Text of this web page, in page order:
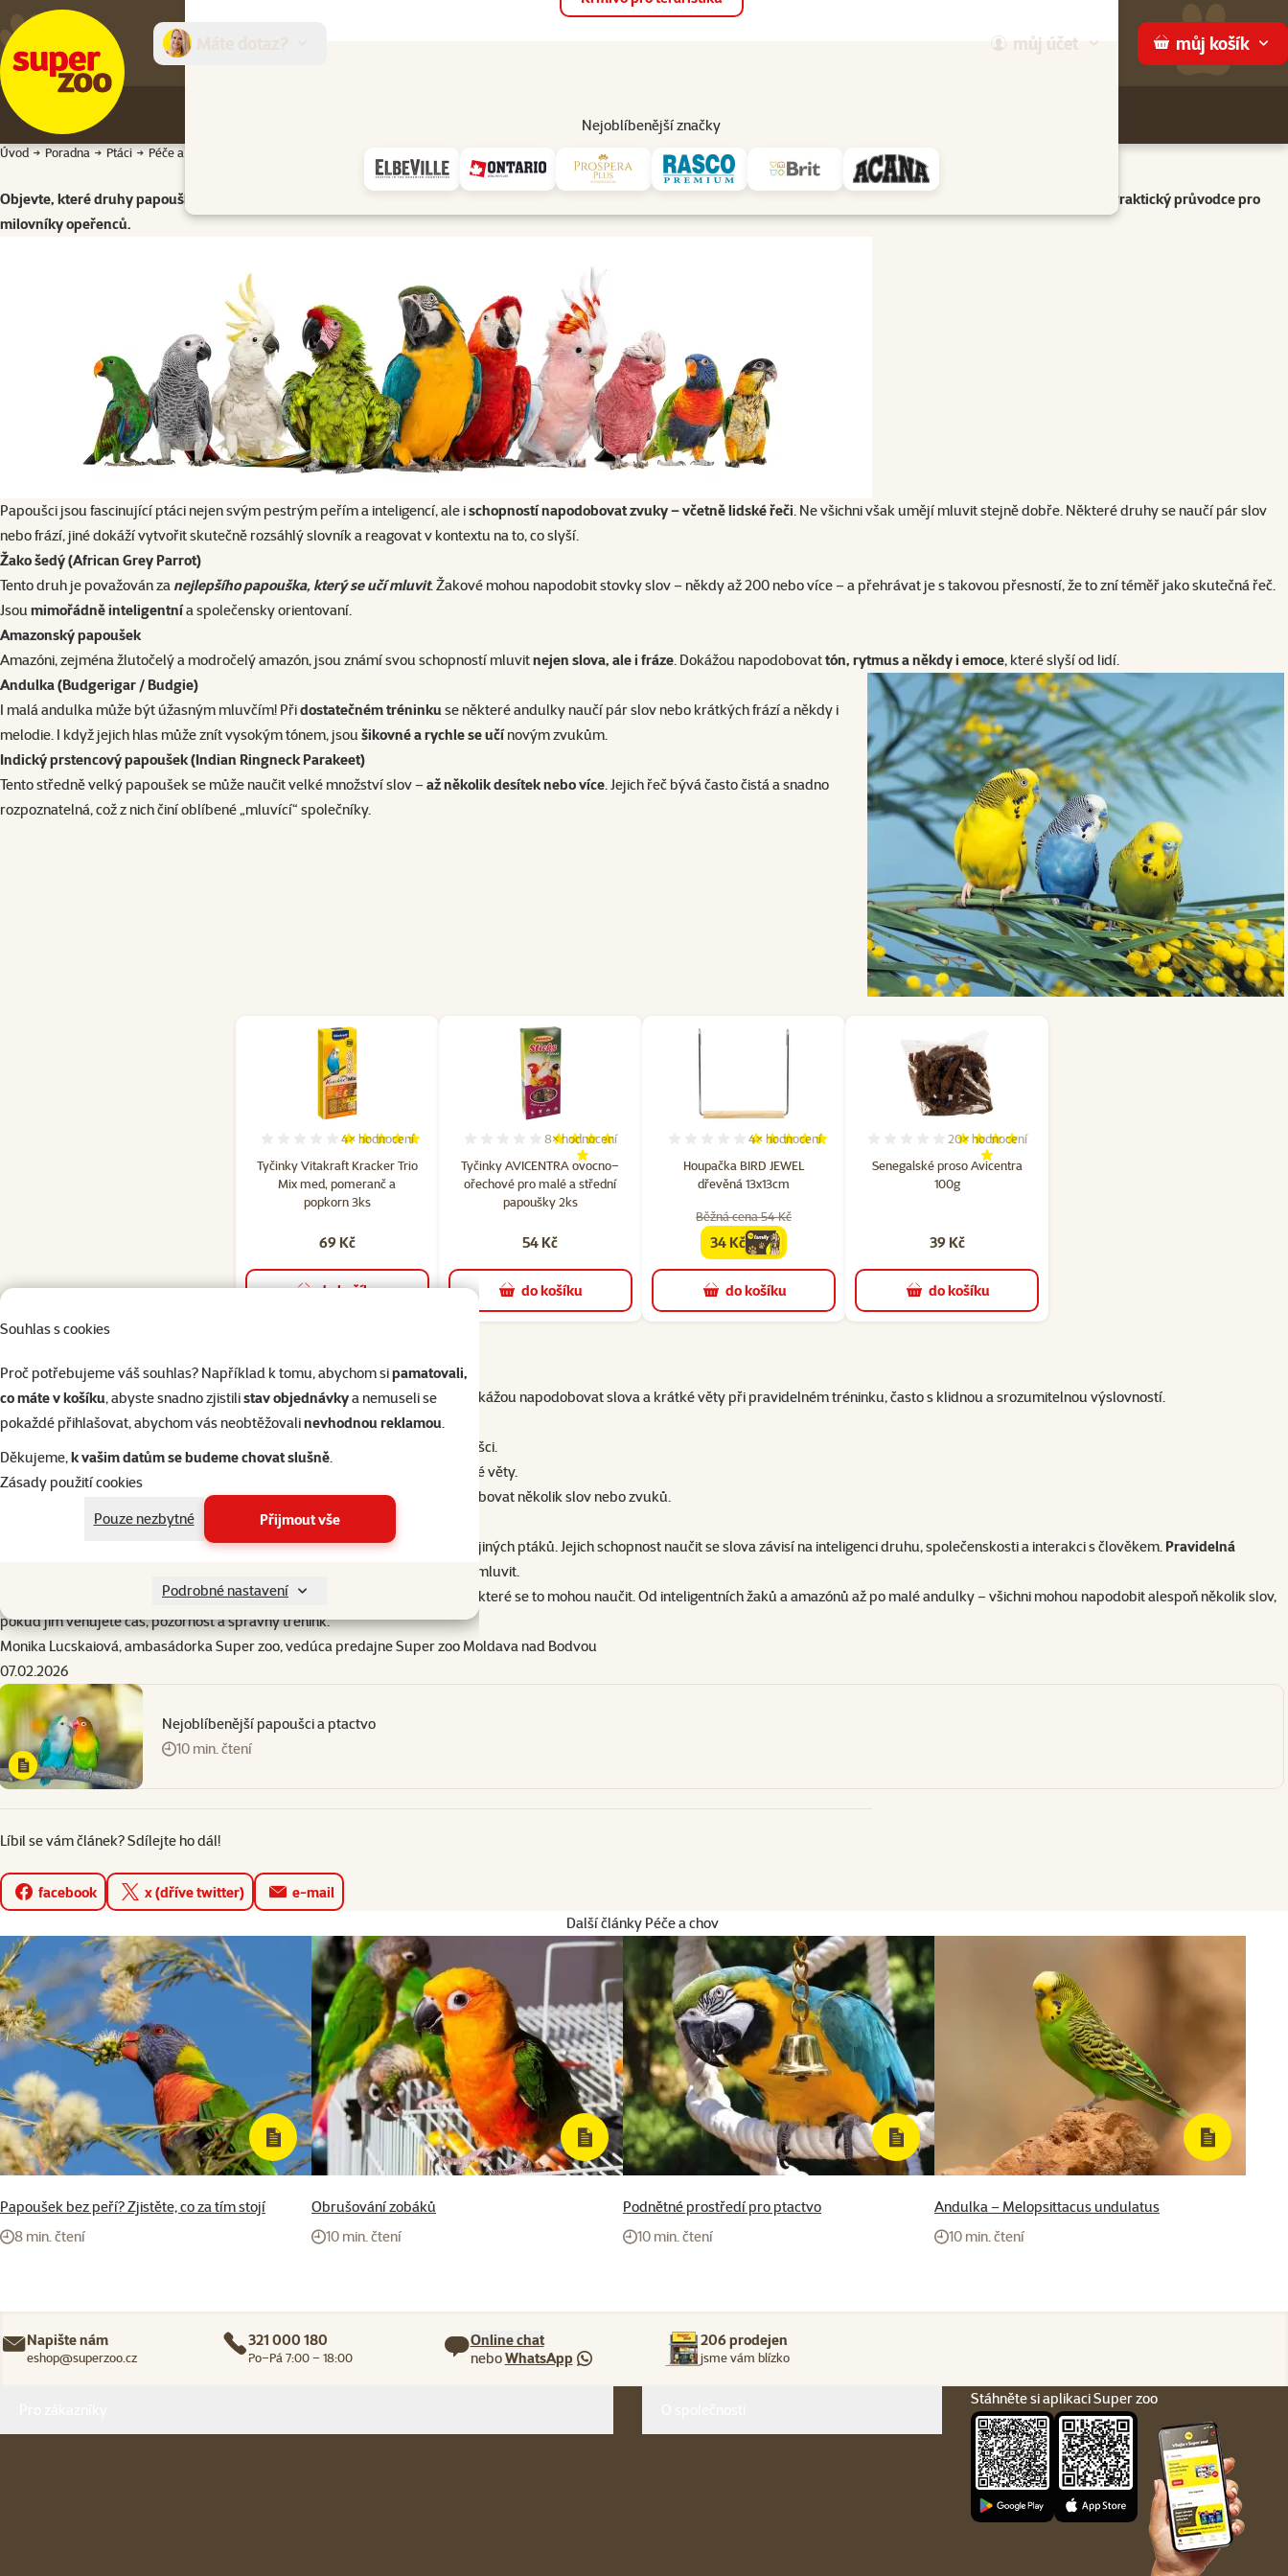
Souhlas s cookies
Proč potřebujeme váš souhlas? Například k tomu, abychom sipamatovali,
co máte v košíku, abyste snadno zjistilistav objednávkya nemuseli se
pokaždé přihlašovat, abychom vás neobtěžovalinevhodnou reklamou.
Děkujeme,k vašim datům se budeme chovat slušně.
Zásady použití cookies
Pouze nezbytné
Přijmout vše
Podrobné nastavení
můj účet můj košík
Nejoblíbenější značky
Prodejny Služby
Úvod Poradna Ptáci Péče a chov
Které druhy papoušků se mohou naučit mluvit?
Objevte, které druhy papoušků se mohou naučit napodobovat lidskou řeč. Zjistěte, které papoušky mají největší talent pro mluvení, jak se učí slova a co očekávat při tréninku. Praktický průvodce pro
milovníky opeřenců.
Papoušci jsou fascinující ptáci nejen svým pestrým peřím a inteligencí, ale ischopností napodobovat zvuky – včetně lidské řeči. Ne všichni však umějí mluvit stejně dobře. Některé druhy se naučí pár slov
nebo frází, jiné dokáží vytvořit skutečně rozsáhlý slovník a reagovat v kontextu na to, co slyší.
Žako šedý(African Grey Parrot)
Tento druh je považován za nejlepšího papouška, který se učí mluvit. Žakové mohou napodobit stovky slov – někdy až 200 nebo více – a přehrávat je s takovou přesností, že to zní téměř jako skutečná řeč.
Jsou mimořádně inteligentnía společensky orientovaní.
Amazonský papoušek
Amazóni, zejména žlutočelý a modročelý amazón, jsou známí svou schopností mluvitnejen slova, ale i fráze. Dokážou napodobovattón, rytmus a někdy i emoce, které slyší od lidí.
Andulka(Budgerigar / Budgie)
I malá andulka může být úžasným mluvčím! Přidostatečném tréninkuse některé andulky naučí pár slov nebo krátkých frází a někdy i
melodie. I když jejich hlas může znít vysokým tónem, jsou šikovné a rychle se učínovým zvukům.
Indický prstencový papoušek (Indian Ringneck Parakeet)
Tento středně velký papoušek se může naučit velké množství slov –až několik desítek nebo více. Jejich řeč bývá často čistá a snadno
rozpoznatelná, což z nich činí oblíbené „mluvící“ společníky.
Tyčinky Vitakraft Kracker Trio
Mix med, pomeranč a
popkorn 3ks
Hodnocení 100%, počet hodnocení: 4
4× hodnocení
69 Kč
do košíku
Tyčinky AVICENTRA ovocno–
ořechové pro malé a střední
papoušky 2ks
Hodnocení 95%, počet hodnocení: 8
8×hodnocení
54 Kč
do košíku
Houpačka BIRD JEWEL
dřevěná 13x13cm
Hodnocení 100%, počet hodnocení: 4
4× hodnocení
Běžná cena 54 Kč
familycena
34 Kč
do košíku
Senegalské proso Avicentra
100g
Hodnocení 98%, počet hodnocení: 20
20× hodnocení
39 Kč
do košíku
Eklektus papoušek (Eclectus Parrot)
Eklekty jsou známé nejen svými krásnými barvami, ale italentem pro řeč
. Dokážou napodobovat slova a krátké věty při pravidelném tréninku, často s klidnou a srozumitelnou výslovností.
Další druhy, které mohou mluvit (občas)
Kakadu
– mohou se naučit slova, i když ne vždy tak jasně jako někteří papoušci.
Quaker papoušek (Monk Parakeet)
– často napodobuje řeč a dokonce krátké věty.
Některé malé papoušky a andulky– při intenzivním tréninku mohou napodobovat několik slov nebo zvuků.
Jak se papoušci učí mluvit?
Papoušci napodobují lidskou řeč podobně, jako v přírodě napodobují zvuky jiných ptáků. Jejich schopnost naučit se slova závisí na inteligenci druhu, společenskosti a interakci s člověkem. Pravidelná
výrazně zvyšují šance, že se papoušek naučí mluvit.
I když ne každý papoušek bude „mluvit“ jako člověk, existuje několik druhů, které se to mohou naučit. Od inteligentních žaků a amazónů až po malé andulky – všichni mohou napodobit alespoň několik slov,
pokud jim věnujete čas, pozornost a správný trénink.
Monika Lucskaiová, ambasádorka Super zoo, vedúca predajne Super zoo Moldava nad Bodvou
07.02.2026
Nejoblíbenější papoušci a ptactvo
10 min. čtení
Líbil se vám článek? Sdílejte ho dál!
facebook x (dříve twitter)
e-mail
Další články Péče a chov
Papoušek bez peří? Zjistěte, co za tím stojí
8 min. čtení
Obrušování zobáků
10 min. čtení
Podnětné prostředí pro ptactvo
10 min. čtení
Andulka – Melopsittacus undulatus
10 min. čtení
Napište nám
eshop@superzoo.cz
321 000 180
Po–Pá 7:00 – 18:00
Online chat
neboWhatsApp
206 prodejen
jsme vám blízko
Stáhněte si aplikaci Super zoo